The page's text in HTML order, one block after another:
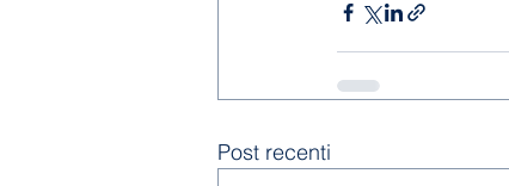
Post recenti